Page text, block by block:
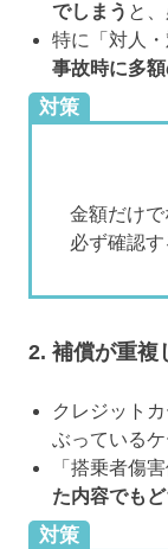
でしまう と
特に「対人
事故時に多
対策
金額だけ
必ず確認す
2. 補償が重複
クレジット
ぶっている
「搭乗者傷
た内容でも
対策